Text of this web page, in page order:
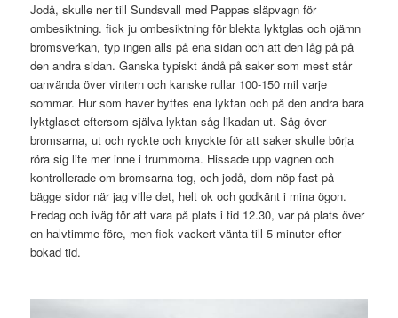
Jodå, skulle ner till Sundsvall med Pappas släpvagn för
ombesiktning. fick ju ombesiktning för blekta lyktglas och ojämn
bromsverkan, typ ingen alls på ena sidan och att den låg på på
den andra sidan. Ganska typiskt ändå på saker som mest står
oanvända över vintern och kanske rullar 100-150 mil varje
sommar. Hur som haver byttes ena lyktan och på den andra bara
lyktglaset eftersom själva lyktan såg likadan ut. Såg över
bromsarna, ut och ryckte och knyckte för att saker skulle börja
röra sig lite mer inne i trummorna. Hissade upp vagnen och
kontrollerade om bromsarna tog, och jodå, dom nöp fast på
bägge sidor när jag ville det, helt ok och godkänt i mina ögon.
Fredag och iväg för att vara på plats i tid 12.30, var på plats över
en halvtimme före, men fick vackert vänta till 5 minuter efter
bokad tid.